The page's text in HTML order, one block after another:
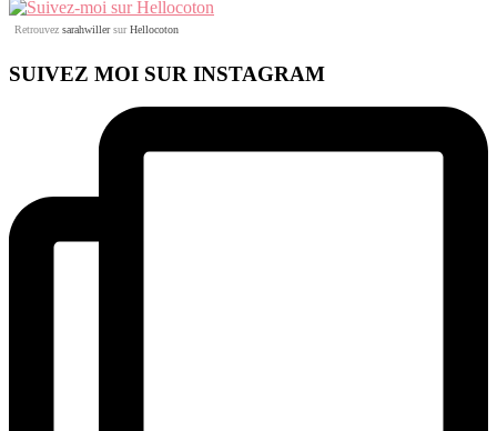
Retrouvez sarahwillersurHellocoton
SUIVEZ MOI SUR INSTAGRAM